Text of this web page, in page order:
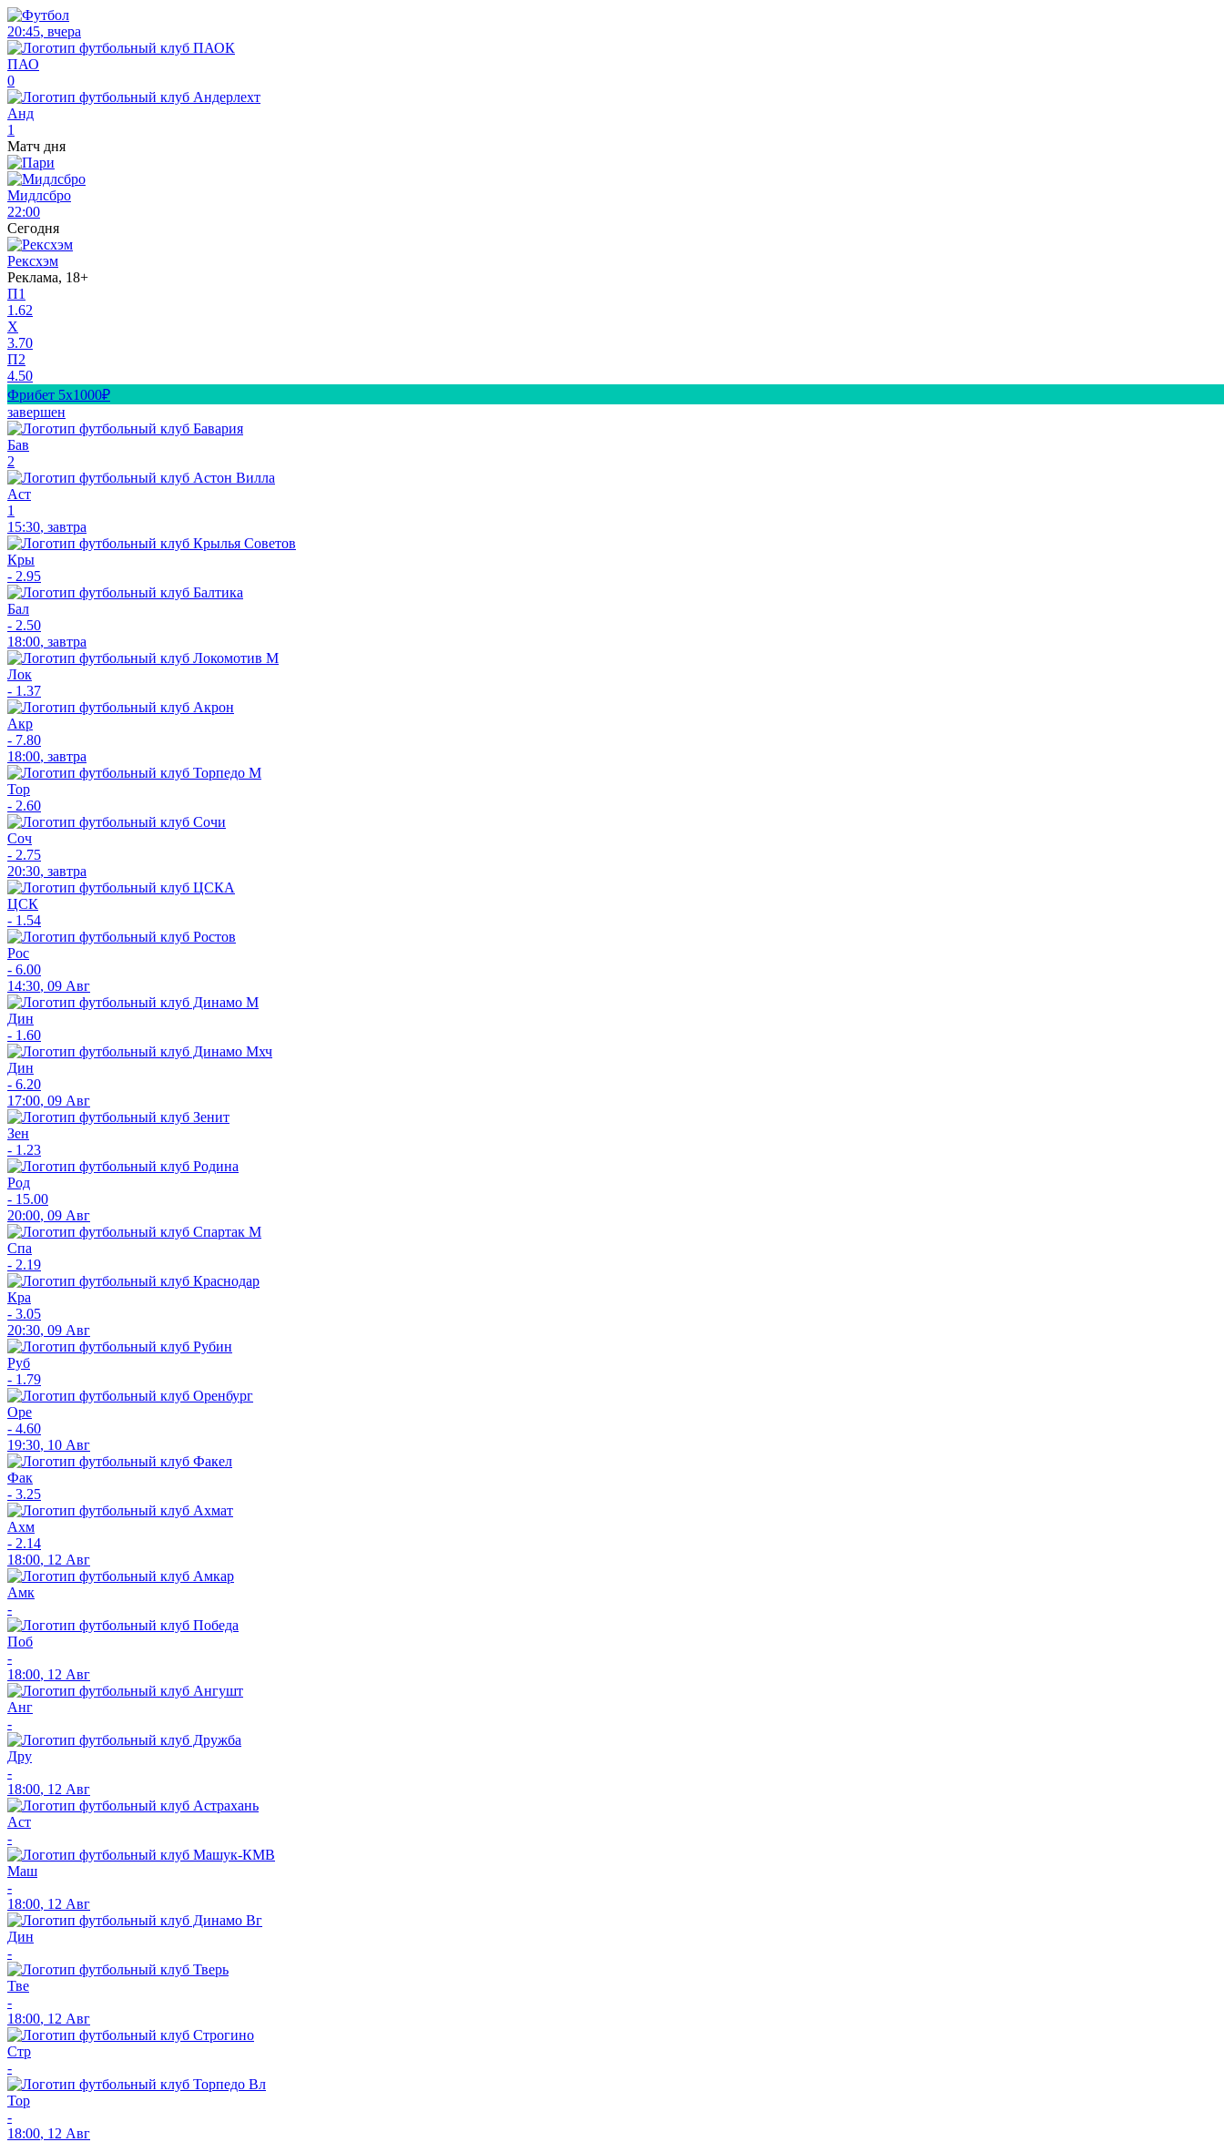
20:45, вчера
ПАО
0
Анд
1
Матч дня
Мидлсбро
22:00
Сегодня
Рексхэм
Реклама, 18+
П1
1.62
X
3.70
П2
4.50
Фрибет 5х1000₽
завершен
Бав
2
Аст
1
15:30, завтра
Кры
- 2.95
Бал
- 2.50
18:00, завтра
Лок
- 1.37
Акр
- 7.80
18:00, завтра
Тор
- 2.60
Соч
- 2.75
20:30, завтра
ЦСК
- 1.54
Рос
- 6.00
14:30, 09 Авг
Дин
- 1.60
Дин
- 6.20
17:00, 09 Авг
Зен
- 1.23
Род
- 15.00
20:00, 09 Авг
Спа
- 2.19
Кра
- 3.05
20:30, 09 Авг
Руб
- 1.79
Оре
- 4.60
19:30, 10 Авг
Фак
- 3.25
Ахм
- 2.14
18:00, 12 Авг
Амк
-
Поб
-
18:00, 12 Авг
Анг
-
Дру
-
18:00, 12 Авг
Аст
-
Маш
-
18:00, 12 Авг
Дин
-
Тве
-
18:00, 12 Авг
Стр
-
Тор
-
18:00, 12 Авг